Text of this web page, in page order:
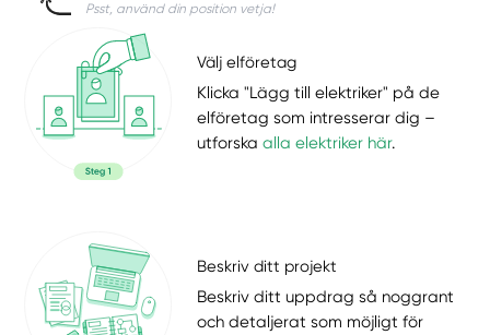
Psst, använd din position vetja!
Välj elföretag
Klicka "Lägg till elektriker" på de
elföretag som intresserar dig –
utforskaalla elektriker här.
Beskriv ditt projekt
Beskriv ditt uppdrag så noggrant
och detaljerat som möjligt för